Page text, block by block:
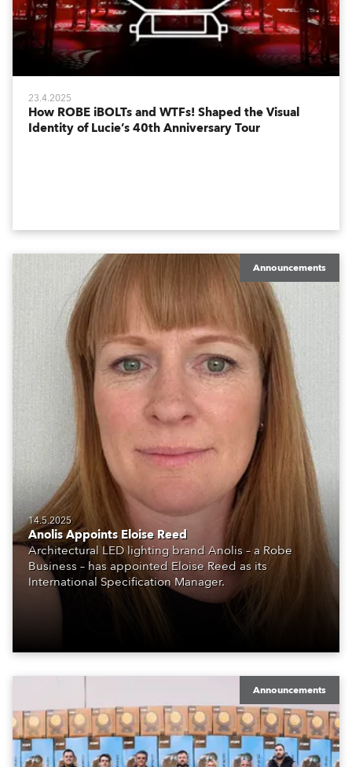
23.4.2025
How ROBE iBOLTs and WTFs! Shaped the Visual
Identity of Lucie’s 40th Anniversary Tour
Announcements
14.5.2025
Anolis Appoints Eloise Reed
Architectural LED lighting brand Anolis – a Robe
Business – has appointed Eloise Reed as its
International Specification Manager.
Announcements